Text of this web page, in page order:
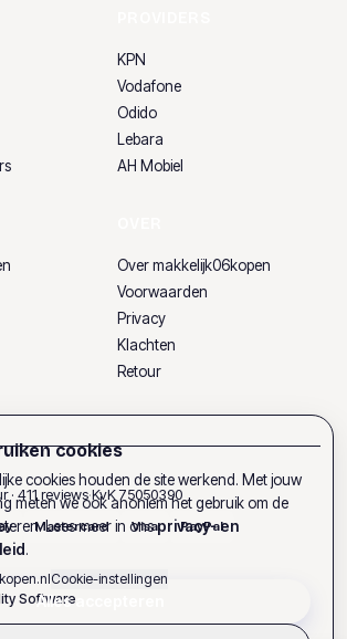
KPN
Vodafone
Odido
Lebara
AH Mobiel
Over makkelijk06kopen
Voorwaarden
Privacy
Klachten
Retour
· 411reviews·KvK75050390
Mastercard Visa PayPal
Cookie-instellingen
Software
cookies
cookies houden de site werkend. Met jouw
meten we ook anoniem het gebruik om de
Lees meer in onsprivacy- en
.
Alles accepteren